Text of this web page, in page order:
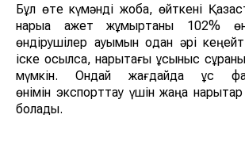
Бұл өте күмәнді жоба, өйткені
нарыққа қажет жұмыртқаны 102%
өндірушілер ауқымын одан әрі
іске қосылса, нарықтағы ұсыныс
мүмкін. Ондай жағдайда құс
өнімін экспорттау үшін жаңа
болады.